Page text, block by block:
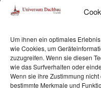
Um ihnen ein optimales
wie Cookies, um
zuzugreifen. Wenn sie diesen
wie das Surfverhalten oder
Wenn sie ihre Zustimmung
bestimmte Merkmale und
Dachbegrünung
10. April 2026 - 12:21
Falkenberger
10. April 2026 - 12:15